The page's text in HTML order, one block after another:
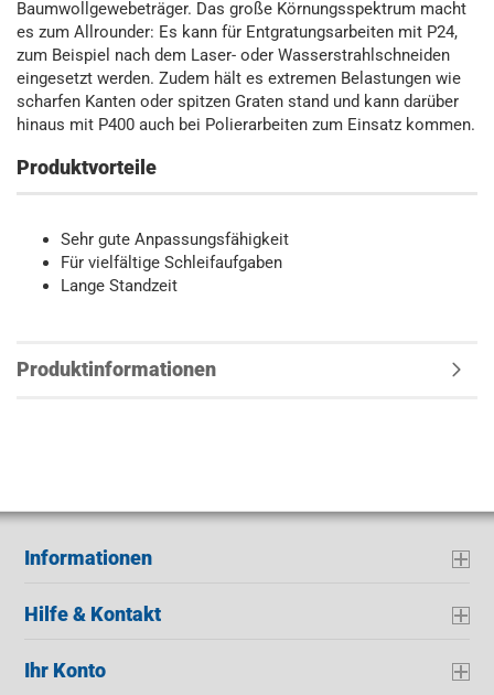
Baumwollgewebeträger. Das große Körnungsspektrum macht
es zum Allrounder: Es kann für Entgratungsarbeiten mit P24,
zum Beispiel nach dem Laser- oder Wasserstrahlschneiden
eingesetzt werden. Zudem hält es extremen Belastungen wie
scharfen Kanten oder spitzen Graten stand und kann darüber
hinaus mit P400 auch bei Polierarbeiten zum Einsatz kommen.
Produktvorteile
Sehr gute Anpassungsfähigkeit
Für vielfältige Schleifaufgaben
Lange Standzeit
Produktinformationen
Informationen
Hilfe & Kontakt
Ihr Konto